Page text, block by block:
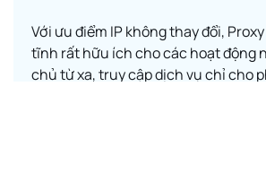
Với ưu điểm IP không thay đổi,
tĩnh rất hữu ích cho các hoạt động
chủ từ xa, truy cập dịch vụ chỉ cho